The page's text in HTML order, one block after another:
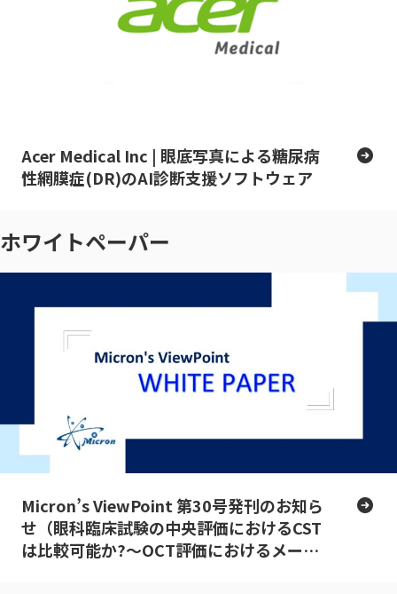
Acer Medical Inc | 眼底写真による糖尿病
性網膜症(DR)のAI診断支援ソフトウェア
ホワイトペーパー
Micron’s ViewPoint 第30号発刊のお知ら
せ（眼科臨床試験の中央評価におけるCST
は比較可能か?～OCT評価におけるメー